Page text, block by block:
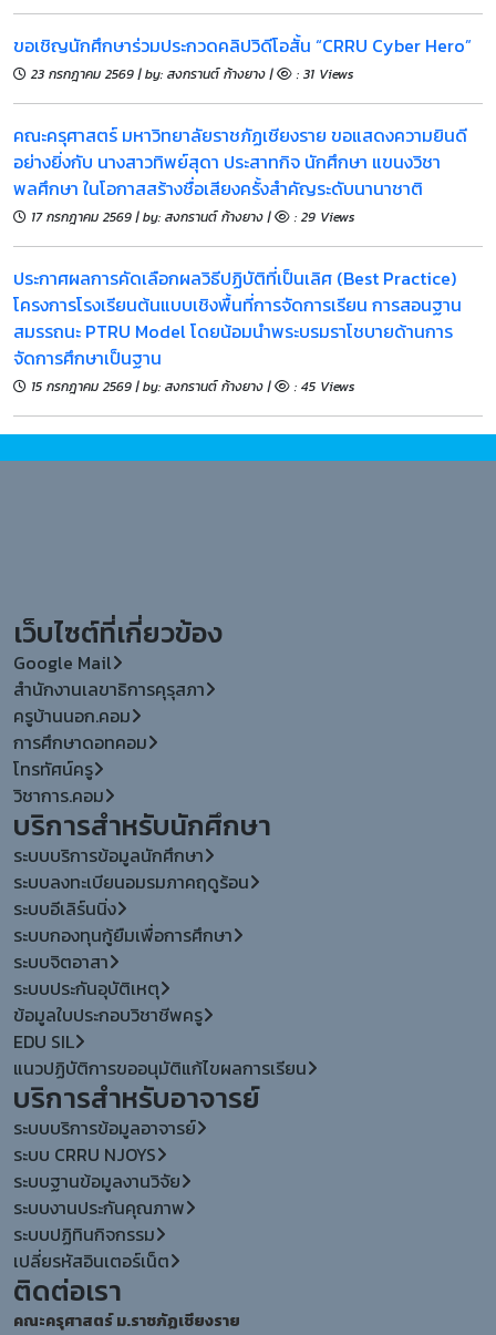
ขอเชิญนักศึกษาร่วมประกวดคลิปวิดีโอสั้น “CRRU Cyber Hero”
23 กรกฎาคม 2569 | by: สงกรานต์ ก้างยาง | : 31 Views
​คณะครุศาสตร์ มหาวิทยาลัยราชภัฏเชียงราย ขอแสดงความยินดี
อย่างยิ่งกับ นางสาวทิพย์สุดา ประสาทกิจ นักศึกษา แขนงวิชา
พลศึกษา ในโอกาสสร้างชื่อเสียงครั้งสำคัญระดับนานาชาติ
17 กรกฎาคม 2569 | by: สงกรานต์ ก้างยาง | : 29 Views
ประกาศผลการคัดเลือกผลวิธีปฏิบัติที่เป็นเลิศ (Best Practice)
โครงการโรงเรียนต้นแบบเชิงพื้นที่การจัดการเรียน การสอนฐาน
สมรรถนะ PTRU Model โดยน้อมนำพระบรมราโชบายด้านการ
จัดการศึกษาเป็นฐาน
15 กรกฎาคม 2569 | by: สงกรานต์ ก้างยาง | : 45 Views
เว็บไซต์ที่เกี่ยวข้อง
Google Mail
สำนักงานเลขาธิการคุรุสภา
ครูบ้านนอก.คอม
การศึกษาดอทคอม
โทรทัศน์ครู
วิชาการ.คอม
บริการสำหรับนักศึกษา
ระบบบริการข้อมูลนักศึกษา
ระบบลงทะเบียนอมรมภาคฤดูร้อน
ระบบอีเลิร์นนิ่ง
ระบบกองทุนกู้ยืมเพื่อการศึกษา
ระบบจิตอาสา
ระบบประกันอุบัติเหตุ
ข้อมูลใบประกอบวิชาชีพครู
EDU SIL
แนวปฏิบัติการขออนุมัติแก้ไขผลการเรียน
บริการสำหรับอาจารย์
ระบบบริการข้อมูลอาจารย์
ระบบ CRRU NJOYS
ระบบฐานข้อมูลงานวิจัย
ระบบงานประกันคุณภาพ
ระบบปฏิทินกิจกรรม
เปลี่ยรหัสอินเตอร์เน็ต
ติดต่อเรา
คณะครุศาสตร์ ม.ราชภัฏเชียงราย